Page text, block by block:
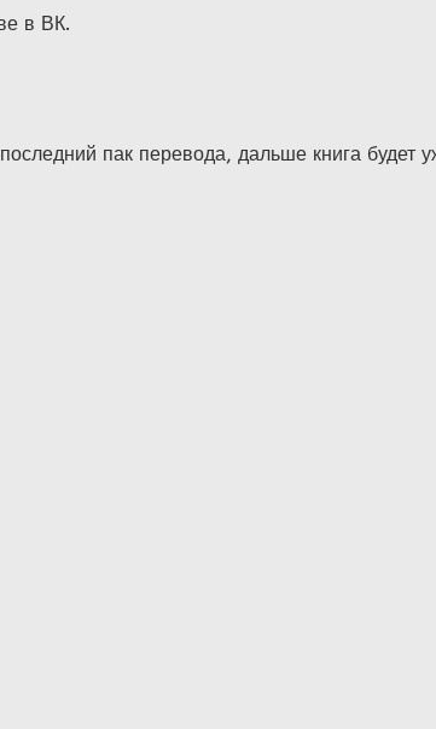
в ВК.
пак перевода, дальше книга